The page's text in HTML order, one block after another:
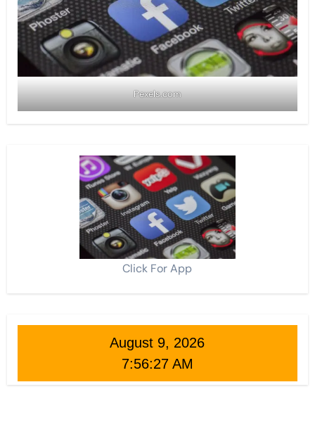
Pexels.com
Click For App
August 9, 2026
7:56:29 AM